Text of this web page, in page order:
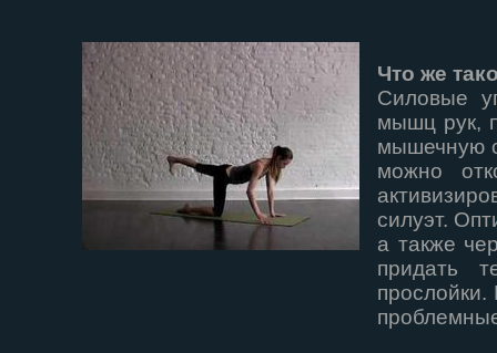
Что же
Силовые
мышц рук,
мышечную
можно
силуэт.
а также
придать
прослойки.